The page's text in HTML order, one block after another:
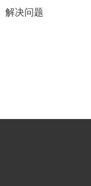
解决问题